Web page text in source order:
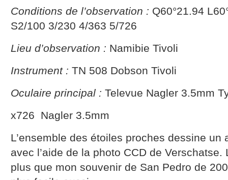
Conditions de l’observation : Q60°21.94
S2/100 3/230 4/363 5/726
Lieu d’observation : Namibie Tivoli
Instrument : TN 508 Dobson Tivoli
Oculaire principal : Televue Nagler 3.5mm
x726 Nagler 3.5mm
L’ensemble des étoiles proches dessine
avec l’aide de la photo CCD de Verschatse.
plus que mon souvenir de San Pedro de